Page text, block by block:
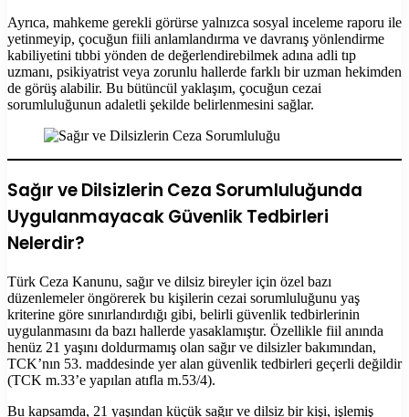
Ayrıca, mahkeme gerekli görürse yalnızca sosyal inceleme raporu ile
yetinmeyip, çocuğun fiili anlamlandırma ve davranış yönlendirme
kabiliyetini tıbbi yönden de değerlendirebilmek adına adli tıp
uzmanı, psikiyatrist veya zorunlu hallerde farklı bir uzman hekimden
de görüş alabilir. Bu bütüncül yaklaşım, çocuğun cezai
sorumluluğunun adaletli şekilde belirlenmesini sağlar.
Sağır ve Dilsizlerin Ceza Sorumluluğunda
Uygulanmayacak Güvenlik Tedbirleri
Nelerdir?
Türk Ceza Kanunu, sağır ve dilsiz bireyler için özel bazı
düzenlemeler öngörerek bu kişilerin cezai sorumluluğunu yaş
kriterine göre sınırlandırdığı gibi, belirli güvenlik tedbirlerinin
uygulanmasını da bazı hallerde yasaklamıştır. Özellikle fiil anında
henüz 21 yaşını doldurmamış olan sağır ve dilsizler bakımından,
TCK’nın 53. maddesinde yer alan güvenlik tedbirleri geçerli değildir
(TCK m.33’e yapılan atıfla m.53/4).
Bu kapsamda, 21 yaşından küçük sağır ve dilsiz bir kişi, işlemiş